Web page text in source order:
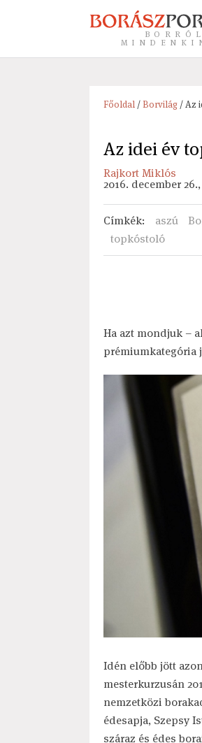
BORRÓL
Főoldal/Borvilág/ Az
Az idei év
Rajkort Miklós
2016. december
Címkék: aszú
topkóstoló
Ha azt mondjuk –
prémiumkategória
Idén előbb jött
mesterkurzusán
nemzetközi
édesapja, Szepsy
száraz és édes